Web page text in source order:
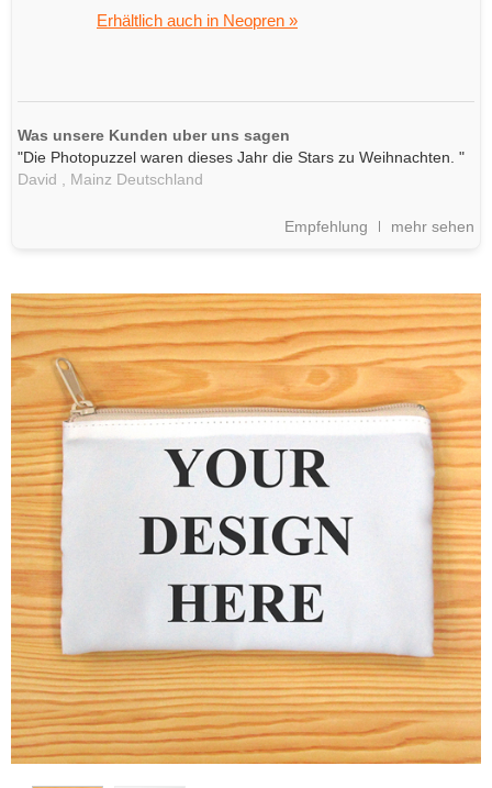
Erhältlich auch in Neopren »
Was unsere Kunden uber uns sagen
"Die Photopuzzel waren dieses Jahr die Stars zu Weihnachten. "
David ,
Mainz Deutschland
Empfehlung mehr sehen